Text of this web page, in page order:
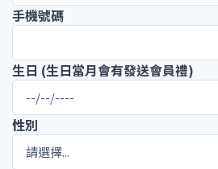
手機號碼
生日 (生日當月會有發送會員禮)
性別